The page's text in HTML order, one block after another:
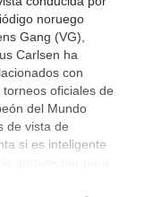
noruego
Gang (VG),
Carlsen ha
con
oficiales de
del Mundo
de vista de
si es inteligente